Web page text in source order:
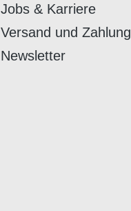
Jobs & Karriere
Versand und Zahlung
Newsletter